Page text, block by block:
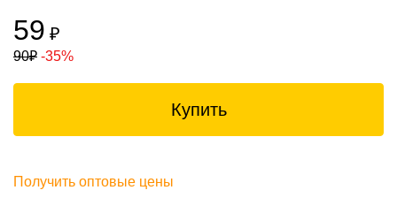
59 ₽
90₽ -35%
Купить
Получить оптовые цены